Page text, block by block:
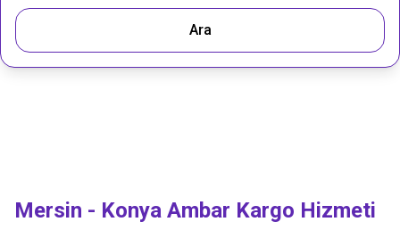
Ara
Mersin - Konya Ambar Kargo Hizmeti